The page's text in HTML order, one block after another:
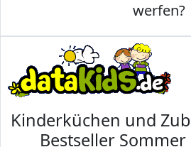
werfen?
Kinderküchen und
Bestseller Sommer